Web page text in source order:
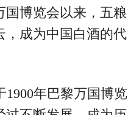
国博览会以来，五粮
，成为中国白酒的代
1900年巴黎万国博览